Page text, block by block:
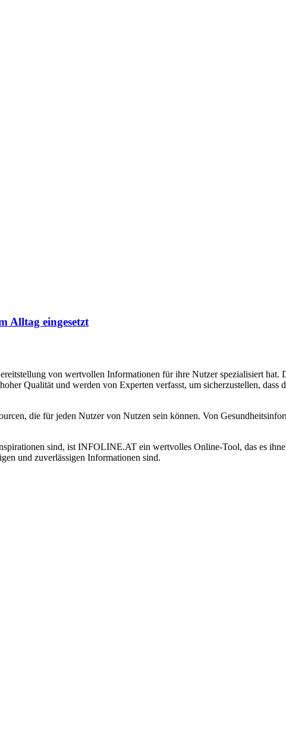
Alltag eingesetzt
von wertvollen Informationen für ihre Nutzer spezialisiert hat.
Qualität und werden von Experten verfasst, um sicherzustellen, dass
die für jeden Nutzer von Nutzen sein können. Von
sind, ist INFOLINE.AT ein wertvolles Online-Tool, das es
und zuverlässigen Informationen sind.